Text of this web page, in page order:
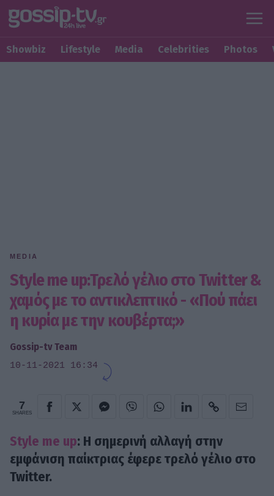
Showbiz Lifestyle Media Celebrities Photos
MEDIA
Style me up:Τρελό γέλιο στο Twitter &
χαμός με το αντικλεπτικό - «Πού πάει
η κυρία με την κουβέρτα;»
Gossip-tv Team
10-11-2021 16:34
7
SHARES
Style me up: Η σημερινή αλλαγή στην
εμφάνιση παίκτριας έφερε τρελό γέλιο στο
Twitter.